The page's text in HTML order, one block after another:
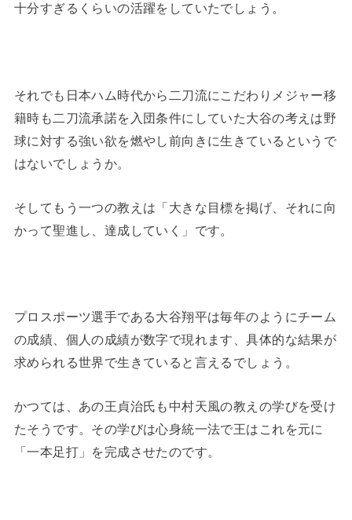
十分すぎるくらいの活躍をしていたでしょう。
それでも日本ハム時代から二刀流にこだわりメジャー移
籍時も二刀流承諾を入団条件にしていた大谷の考えは野
球に対する強い欲を燃やし前向きに生きているというで
はないでしょうか。
そしてもう一つの教えは「大きな目標を掲げ、それに向
かって聖進し、達成していく」です。
プロスポーツ選手である大谷翔平は毎年のようにチーム
の成績、個人の成績が数字で現れます、具体的な結果が
求められる世界で生きていると言えるでしょう。
かつては、あの王貞治氏も中村天風の教えの学びを受け
たそうです。その学びは心身統一法で王はこれを元に
「一本足打」を完成させたのです。